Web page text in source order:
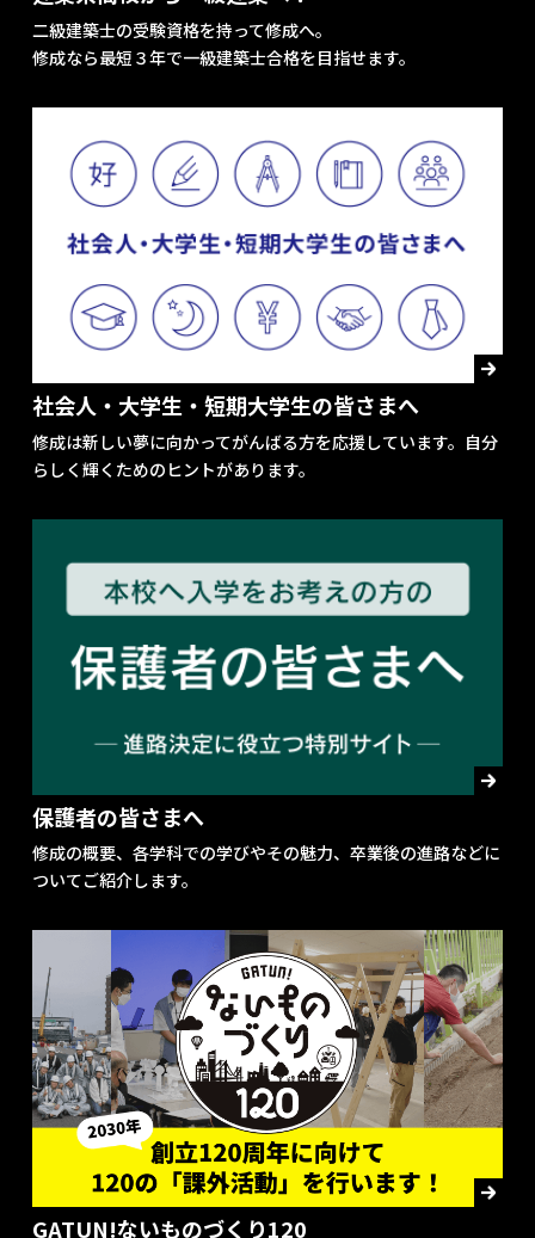
二級建築士の受験資格を持って修成へ。
修成なら最短３年で一級建築士合格を目指せます。
社会人・大学生・短期大学生の皆さまへ
修成は新しい夢に向かってがんばる方を応援しています。自分
らしく輝くためのヒントがあります。
保護者の皆さまへ
修成の概要、各学科での学びやその魅力、卒業後の進路などに
ついてご紹介します。
GATUN!ないものづくり120